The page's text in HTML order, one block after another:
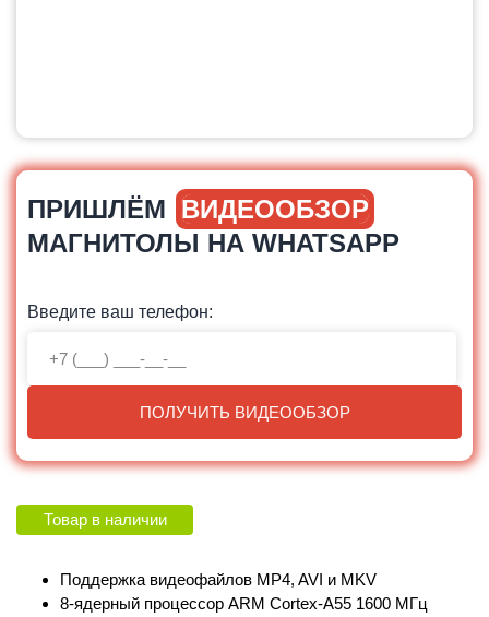
ПРИШЛЁМ ВИДЕООБЗОР
МАГНИТОЛЫ НА WHATSAPP
Введите ваш телефон:
ПОЛУЧИТЬ ВИДЕООБЗОР
Товар в наличии
Поддержка видеофайлов MP4, AVI и MKV
8-ядерный процессор ARM Cortex‑A55 1600 МГц